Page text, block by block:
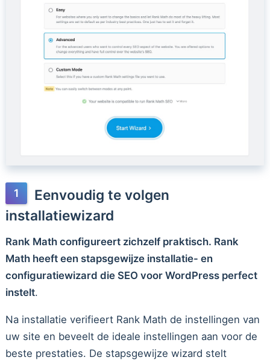
Eenvoudig te volgen
installatiewizard
Rank Math configureert zichzelf praktisch. Rank
Math heeft een stapsgewijze installatie- en
configuratiewizard die SEO voor WordPress perfect
instelt.
Na installatie verifieert Rank Math de instellingen van
uw site en beveelt de ideale instellingen aan voor de
beste prestaties. De stapsgewijze wizard stelt